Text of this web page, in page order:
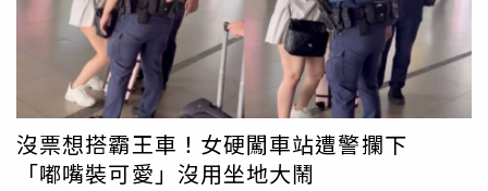
戶及調閱監視器畫面，鎖定黃姓男子涉嫌重大；偵查隊長施
明智指出，黃男平時無業，並有詐欺、竊盜等前科，案發前
返家向母親討錢遭拒，哥哥出面勸阻後雙方爆發爭執，他一
怒之下持紙張及打火機在車棚內點火，火勢迅速延燒後，竟
騎乘一輛失竊機車逃離現場。警方循線追查黃男逃逸路線，
歷經約4小時搜尋，於凌晨5時許在台中火車站前廣場發現他
躺在地上呼呼大睡，立即將人喚醒逮捕；偵訊時，黃男坦承
沒票想搭霸王車！女硬闖車站遭警攔下
「嘟嘴裝可愛」沒用坐地大鬧